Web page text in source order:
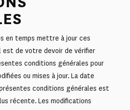
en temps mettre à jour ces
est de votre devoir de vérifier
conditions générales pour
ou mises à jour. La date
conditions générales est
récente. Les modifications